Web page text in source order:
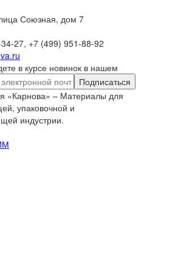
Союзная, дом 7
27, +7 (499) 951-88-92
в курсе новинок в нашем
Подписаться
«Карнова» – Материалы для
упаковочной и
индустрии.